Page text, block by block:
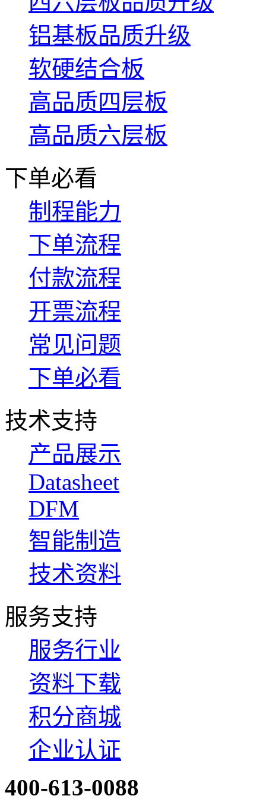
铝基板品质升级
软硬结合板
高品质四层板
高品质六层板
下单必看
制程能力
下单流程
付款流程
开票流程
常见问题
下单必看
技术支持
产品展示
Datasheet
DFM
智能制造
技术资料
服务支持
服务行业
资料下载
积分商城
企业认证
400-613-0088